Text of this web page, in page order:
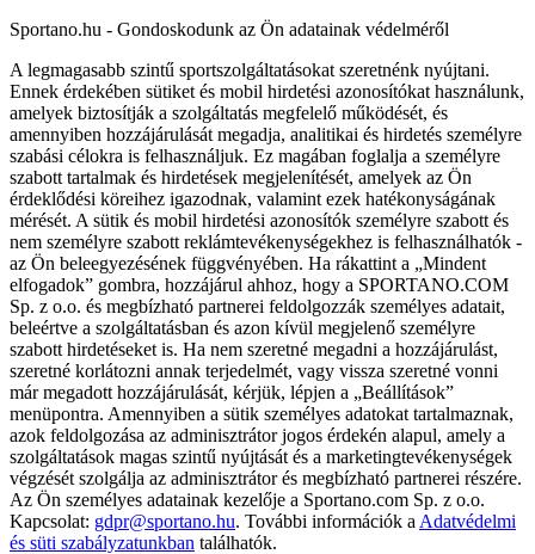
Sportano.hu - Gondoskodunk az Ön adatainak védelméről
A legmagasabb szintű sportszolgáltatásokat szeretnénk nyújtani.
Ennek érdekében sütiket és mobil hirdetési azonosítókat használunk,
amelyek biztosítják a szolgáltatás megfelelő működését, és
amennyiben hozzájárulását megadja, analitikai és hirdetés személyre
szabási célokra is felhasználjuk. Ez magában foglalja a személyre
szabott tartalmak és hirdetések megjelenítését, amelyek az Ön
érdeklődési köreihez igazodnak, valamint ezek hatékonyságának
mérését. A sütik és mobil hirdetési azonosítók személyre szabott és
nem személyre szabott reklámtevékenységekhez is felhasználhatók -
az Ön beleegyezésének függvényében. Ha rákattint a „Mindent
elfogadok” gombra, hozzájárul ahhoz, hogy a SPORTANO.COM
Sp. z o.o. és megbízható partnerei feldolgozzák személyes adatait,
beleértve a szolgáltatásban és azon kívül megjelenő személyre
szabott hirdetéseket is. Ha nem szeretné megadni a hozzájárulást,
szeretné korlátozni annak terjedelmét, vagy vissza szeretné vonni
már megadott hozzájárulását, kérjük, lépjen a „Beállítások”
menüpontra. Amennyiben a sütik személyes adatokat tartalmaznak,
azok feldolgozása az adminisztrátor jogos érdekén alapul, amely a
szolgáltatások magas szintű nyújtását és a marketingtevékenységek
végzését szolgálja az adminisztrátor és megbízható partnerei részére.
Az Ön személyes adatainak kezelője a Sportano.com Sp. z o.o.
Kapcsolat: gdpr@sportano.hu. További információk a Adatvédelmi
és süti szabályzatunkban találhatók.